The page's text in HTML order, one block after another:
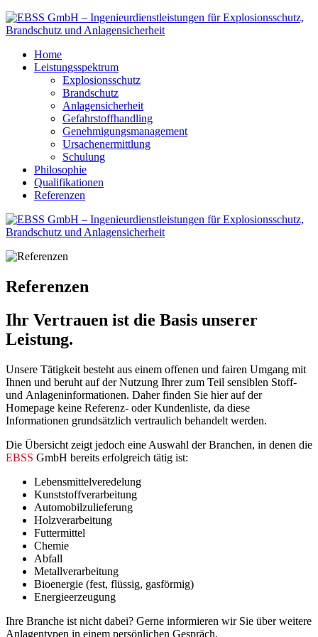
Home
Leistungsspektrum
Explosionsschutz
Brandschutz
Anlagensicherheit
Gefahrstoffhandling
Genehmigungsmanagement
Ursachenermittlung
Schulung
Philosophie
Qualifikationen
Referenzen
Referenzen
Ihr Vertrauen ist die Basis unserer
Leistung.
Unsere Tätigkeit besteht aus einem offenen und fairen Umgang mit
Ihnen und beruht auf der Nutzung Ihrer zum Teil sensiblen Stoff-
und Anlageninformationen. Daher finden Sie hier auf der
Homepage keine Referenz- oder Kundenliste, da diese
Informationen grundsätzlich vertraulich behandelt werden.
Die Übersicht zeigt jedoch eine Auswahl der Branchen, in denen die
EBSS GmbH bereits erfolgreich tätig ist:
Lebensmittelveredelung
Kunststoffverarbeitung
Automobilzulieferung
Holzverarbeitung
Futtermittel
Chemie
Abfall
Metallverarbeitung
Bioenergie (fest, flüssig, gasförmig)
Energieerzeugung
Ihre Branche ist nicht dabei? Gerne informieren wir Sie über weitere
Anlagentypen in einem persönlichen Gespräch.